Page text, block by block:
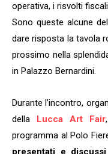
operativa, i risvolti
Sono queste alcune
dare risposta la tavola
prossimo nella
in Palazzo Bernardini.
Durante l’incontro,
della
Lucca Art Fair
programma al Polo